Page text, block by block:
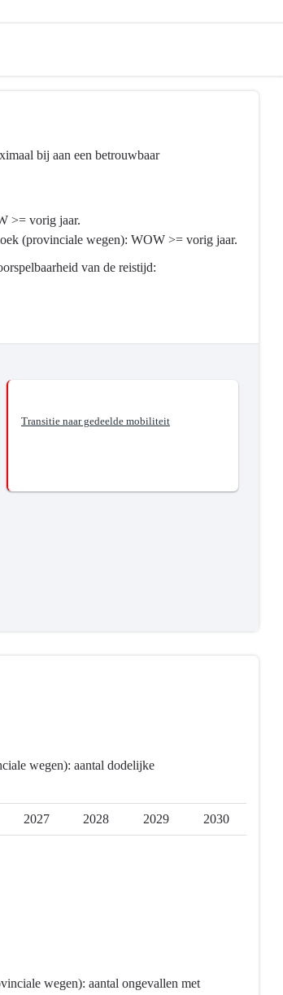
bij aan een betrouwbaar
>= vorig jaar.
(provinciale wegen): WOW >= vorig jaar.
van de reistijd:
Transitie naar gedeelde mobiliteit
wegen): aantal dodelijke
2027 2028 2029 2030
wegen): aantal ongevallen met